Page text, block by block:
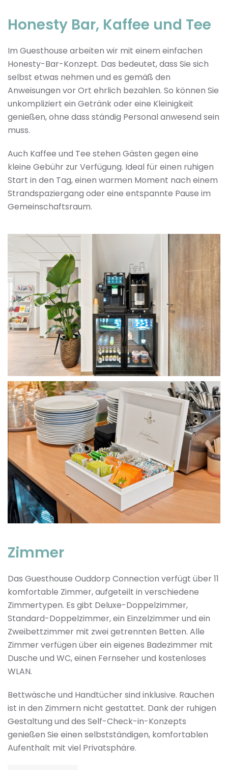
Honesty Bar, Kaffee und Tee
Im Guesthouse arbeiten wir mit einem einfachen
Honesty-Bar-Konzept. Das bedeutet, dass Sie sich
selbst etwas nehmen und es gemäß den
Anweisungen vor Ort ehrlich bezahlen. So können Sie
unkompliziert ein Getränk oder eine Kleinigkeit
genießen, ohne dass ständig Personal anwesend sein
muss.
Auch Kaffee und Tee stehen Gästen gegen eine
kleine Gebühr zur Verfügung. Ideal für einen ruhigen
Start in den Tag, einen warmen Moment nach einem
Strandspaziergang oder eine entspannte Pause im
Gemeinschaftsraum.
Zimmer
Das Guesthouse Ouddorp Connection verfügt über 11
komfortable Zimmer, aufgeteilt in verschiedene
Zimmertypen. Es gibt Deluxe-Doppelzimmer,
Standard-Doppelzimmer, ein Einzelzimmer und ein
Zweibettzimmer mit zwei getrennten Betten. Alle
Zimmer verfügen über ein eigenes Badezimmer mit
Dusche und WC, einen Fernseher und kostenloses
WLAN.
Bettwäsche und Handtücher sind inklusive. Rauchen
ist in den Zimmern nicht gestattet. Dank der ruhigen
Gestaltung und des Self-Check-in-Konzepts
genießen Sie einen selbstständigen, komfortablen
Aufenthalt mit viel Privatsphäre.